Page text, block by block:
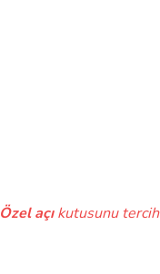
Özel açıkutusunu tercih